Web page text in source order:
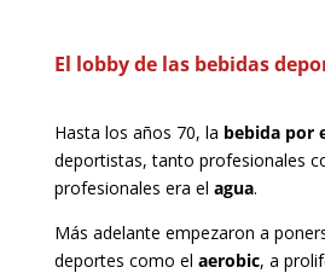
El lobby de las bebidas
Hasta los años 70, la bebida por
deportistas, tanto profesionales
profesionales era el agua.
Más adelante empezaron a
deportes como el aerobic, a